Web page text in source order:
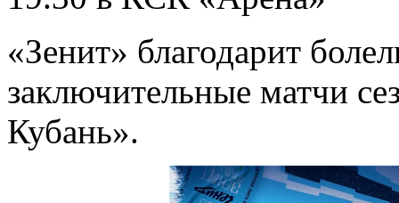
«Зенит» благодарит
заключительные матчи
Кубань».